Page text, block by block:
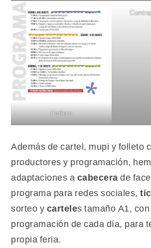
Folleto
Además de cartel, mupi y folleto
productores y programación,
adaptaciones a cabecera de
programa para redes sociales,
sorteo y carteles tamaño A1,
programación de cada día, para
propia feria.